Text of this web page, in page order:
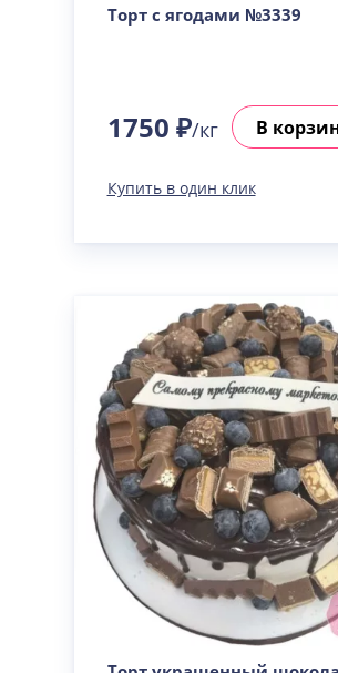
Торт с ягодами №3339
1750 ₽/кг В
Купить в один клик